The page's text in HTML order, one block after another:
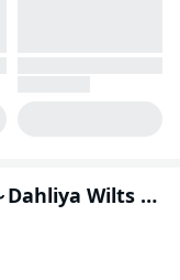
魔導具師ダリヤはうつむかない ～Dahliya Wilts No More～【分冊版】